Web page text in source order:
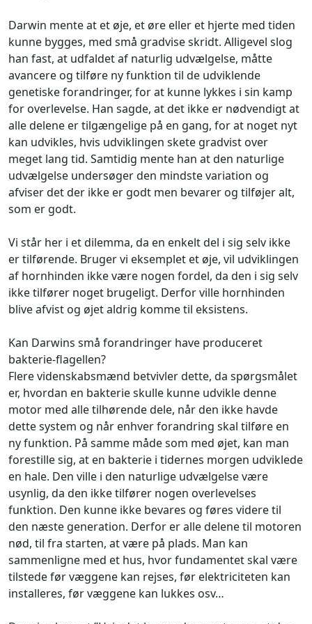
Darwin mente at et øje, et øre eller et hjerte med tiden
kunne bygges, med små gradvise skridt. Alligevel slog
han fast, at udfaldet af naturlig udvælgelse, måtte
avancere og tilføre ny funktion til de udviklende
genetiske forandringer, for at kunne lykkes i sin kamp
for overlevelse. Han sagde, at det ikke er nødvendigt at
alle delene er tilgængelige på en gang, for at noget nyt
kan udvikles, hvis udviklingen skete gradvist over
meget lang tid. Samtidig mente han at den naturlige
udvælgelse undersøger den mindste variation og
afviser det der ikke er godt men bevarer og tilføjer alt,
som er godt.
Vi står her i et dilemma, da en enkelt del i sig selv ikke
er tilførende. Bruger vi eksemplet et øje, vil udviklingen
af hornhinden ikke være nogen fordel, da den i sig selv
ikke tilfører noget brugeligt. Derfor ville hornhinden
blive afvist og øjet aldrig komme til eksistens.
Kan Darwins små forandringer have produceret
bakterie-flagellen?
Flere videnskabsmænd betvivler dette, da spørgsmålet
er, hvordan en bakterie skulle kunne udvikle denne
motor med alle tilhørende dele, når den ikke havde
dette system og når enhver forandring skal tilføre en
ny funktion. På samme måde som med øjet, kan man
forestille sig, at en bakterie i tidernes morgen udviklede
en hale. Den ville i den naturlige udvælgelse være
usynlig, da den ikke tilfører nogen overlevelses
funktion. Den kunne ikke bevares og føres videre til
den næste generation. Derfor er alle delene til motoren
nød, til fra starten, at være på plads. Man kan
sammenligne med et hus, hvor fundamentet skal være
tilstede før væggene kan rejses, før elektriciteten kan
installeres, før væggene kan lukkes osv…